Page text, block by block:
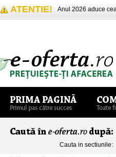
ATENTIE! Anul 2026 aduce
Cauta in sectiunile: